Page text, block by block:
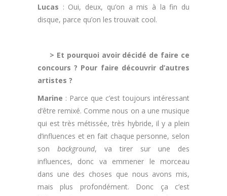
Lucas : Oui, deux, qu’on a mis à la fin du
disque, parce qu’on les trouvait cool.
> Et pourquoi avoir décidé de faire ce
concours ? Pour faire découvrir d’autres
artistes ?
Marine : Parce que c’est toujours intéressant
d’être remixé. Comme nous on a une musique
qui est très métissée, très hybride, il y a plein
d’influences et en fait chaque personne, selon
son background, va tirer sur une des
influences, donc va emmener le morceau
dans une des choses que nous avons mis,
mais plus profondément. Donc ça c’est